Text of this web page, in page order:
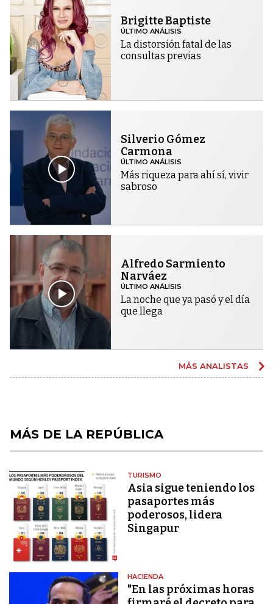
Brigitte Baptiste
ÚLTIMO ANÁLISIS
La distorsión fatal de las
consultas previas
Silverio Gómez
Carmona
ÚLTIMO ANÁLISIS
Más riqueza para ahí sí, vivir
sabroso
Alfredo Sarmiento
Narváez
ÚLTIMO ANÁLISIS
La noche que ya pasó y el día
que llega
MÁS ANALISTAS
MÁS DE LA REPÚBLICA
TURISMO
Asia sigue teniendo los
pasaportes más
poderosos, lidera
Singapur
HACIENDA
"En las próximas horas